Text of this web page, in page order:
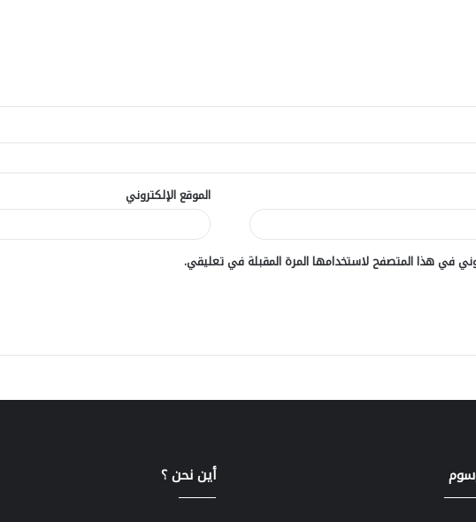
الموقع الإلكتروني
في هذا المتصفح لاستخدامها المرة المقبلة في تعليقي.
أين نحن ؟
ــــــــــــــــــــ